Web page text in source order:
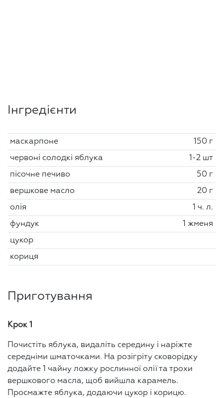
Інгредієнти
маскарпоне 150 г
червоні солодкі яблука 1-2 шт
пісочне печиво 50 г
вершкове масло 20 г
олія 1 ч. л.
фундук 1 жменя
цукор
кориця
Приготування
Крок 1
Почистіть яблука, видаліть середину і наріжте
середніми шматочками. На розігріту сковорідку
додайте 1 чайну ложку рослинної олії та трохи
вершкового масла, щоб вийшла карамель.
Просмажте яблука, додаючи цукор і корицю.